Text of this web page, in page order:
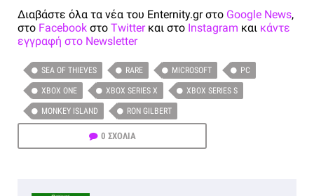
Διαβάστε όλα τα νέα του Enternity.gr στο Google News,
στο Facebook στο Twitterκαι στο Instagram και κάντε
εγγραφή στο Newsletter
SEA OF THIEVES RARE MICROSOFT PC
XBOX ONE XBOX SERIES X XBOX SERIES S
MONKEY ISLAND RON GILBERT
0 ΣΧΟΛΙΑ